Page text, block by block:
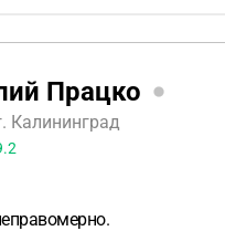
Працко
Калининград